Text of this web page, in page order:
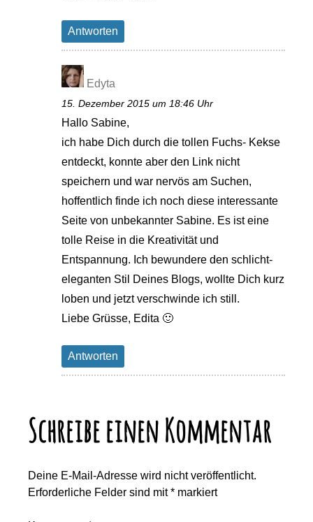
Antworten
Edyta
15. Dezember 2015 um 18:46 Uhr
Hallo Sabine,
ich habe Dich durch die tollen Fuchs- Kekse
entdeckt, konnte aber den Link nicht
speichern und war nervös am Suchen,
hoffentlich finde ich noch diese interessante
Seite von unbekannter Sabine. Es ist eine
tolle Reise in die Kreativität und
Entspannung. Ich bewundere den schlicht-
eleganten Stil Deines Blogs, wollte Dich kurz
loben und jetzt verschwinde ich still.
Liebe Grüsse, Edita 🙂
Antworten
Schreibe einen Kommentar
Deine E-Mail-Adresse wird nicht veröffentlicht.
Erforderliche Felder sind mit* markiert